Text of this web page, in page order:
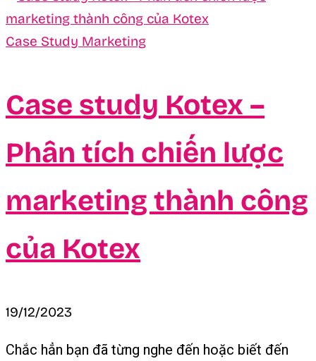
Case Study Marketing
Case study Kotex –
Phân tích chiến lược
marketing thành công
của Kotex
19/12/2023
Chắc hẳn bạn đã từng nghe đến hoặc biết đến